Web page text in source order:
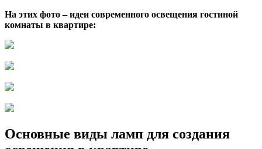
На этих фото – идеи современного освещения гостиной
комнаты в квартире:
Основные виды ламп для создания